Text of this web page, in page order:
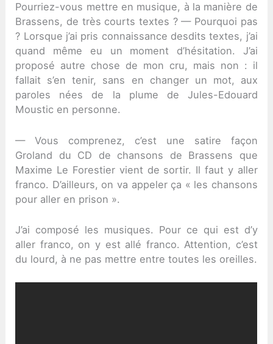
Pourriez-vous mettre en musique, à la manière de
Brassens, de très courts textes ? — Pourquoi pas
? Lorsque j’ai pris connaissance desdits textes, j’ai
quand même eu un moment d’hésitation. J’ai
proposé autre chose de mon cru, mais non : il
fallait s’en tenir, sans en changer un mot, aux
paroles nées de la plume de Jules-Edouard
Moustic en personne.
— Vous comprenez, c’est une satire façon
Groland du CD de chansons de Brassens que
Maxime Le Forestier vient de sortir. Il faut y aller
franco. D’ailleurs, on va appeler ça « les chansons
pour aller en prison ».
J’ai composé les musiques. Pour ce qui est d’y
aller franco, on y est allé franco. Attention, c’est
du lourd, à ne pas mettre entre toutes les oreilles.